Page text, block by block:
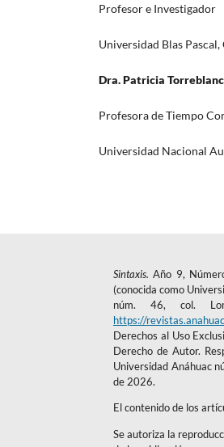
Profesor e Investigador
Universidad Blas
Dra. Patricia
Profesora de Tiempo
Universidad Nacional
Sintaxis.Año 9,
(conocida como
núm. 46, col.
https://
Derechos al Uso
Derecho de Autor.
Universidad Anáhuac
de 2026.
El contenido de los
Se autoriza la